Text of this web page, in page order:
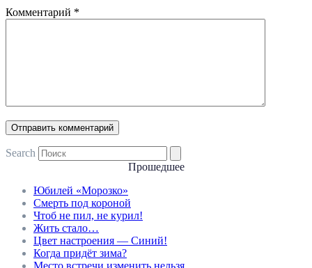
Комментарий *
Search
Прошедшее
Юбилей «Морозко»
Смерть под короной
Чтоб не пил, не курил!
Жить стало…
Цвет настроения — Синий!
Когда придёт зима?
Место встречи изменить нельзя